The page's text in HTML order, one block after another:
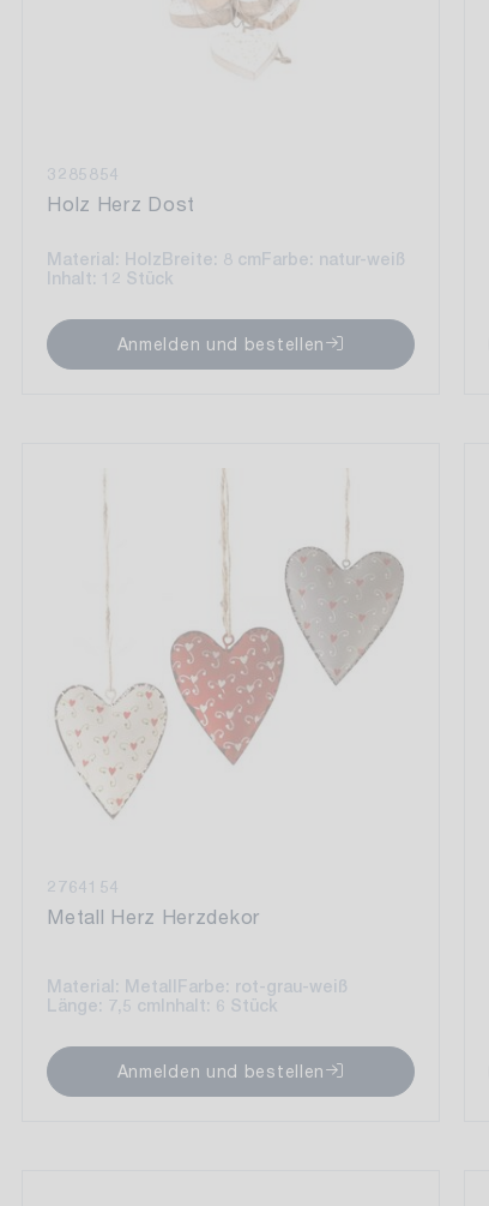
3285854
Holz Herz Dost
Material: Holz Breite: 8 cm Farbe: natur-weiß
Inhalt: 12 Stück
Anmelden und bestellen
2764154
Metall Herz Herzdekor
Material: MetallFarbe: rot-grau-weiß
Länge: 7,5 cmInhalt: 6 Stück
Anmelden und bestellen